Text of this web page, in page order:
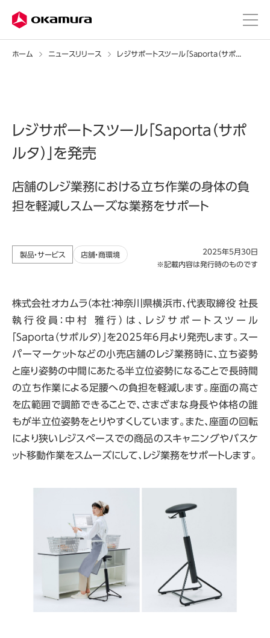
ホーム ニュースリリース
レジサポートスツール「Saporta（サポ
ルタ）」を発売
店舗のレジ業務における立ち作業の身体の負
担を軽減しスムーズな業務をサポート
製品・サービス 店舗・商環境
2025年5月30日
※記載内容は発行時のものです
株式会社オカムラ（本社：神奈川県横浜市、代表取締役 社長
執行役員：中村 雅行）は、レジサポートスツール
「Saporta（サポルタ）」を2025年6月より発売します。スー
パーマーケットなどの小売店舗のレジ業務時に、立ち姿勢
と座り姿勢の中間にあたる半立位姿勢になることで長時間
の立ち作業による足腰への負担を軽減します。座面の高さ
を広範囲で調節できることで、さまざまな身長や体格の誰
もが半立位姿勢をとりやすくしています。また、座面の回転
により狭いレジスペースでの商品のスキャニングやバスケ
ット移動作業をスムーズにして、レジ業務をサポートします。